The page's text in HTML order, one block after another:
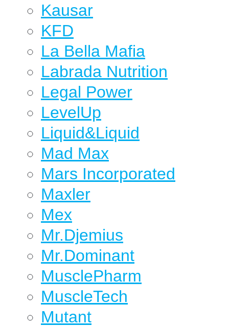
Kausar
KFD
La Bella Mafia
Labrada Nutrition
Legal Power
LevelUp
Liquid&Liquid
Mad Max
Mars Incorporated
Maxler
Mex
Mr.Djemius
Mr.Dominant
MusclePharm
MuscleTech
Mutant